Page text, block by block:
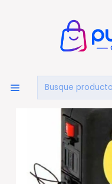
Inicio
Huincha De Medir